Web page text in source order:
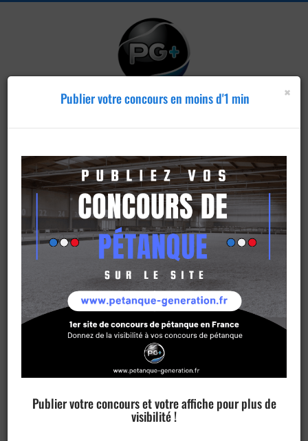
Publier un
concours
×
Publier votre concours en moins d'1 min
Publier votre concours et votre affiche pour plus de
visibilité !